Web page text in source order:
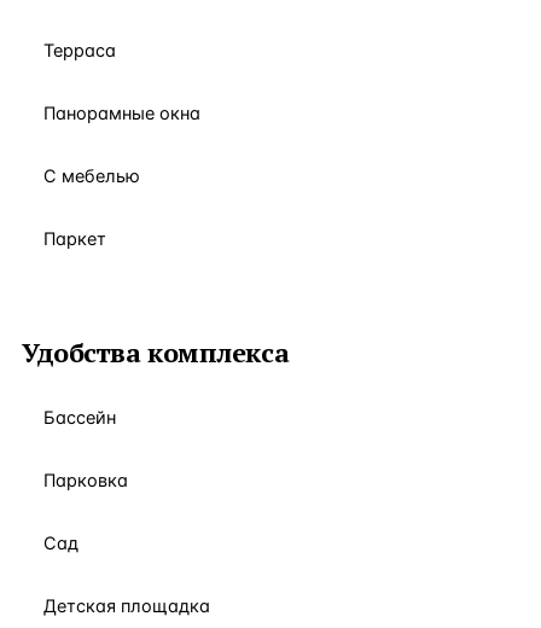
Терраса
Панорамные окна
С мебелью
Паркет
Удобства комплекса
Бассейн
Парковка
Сад
Детская площадка